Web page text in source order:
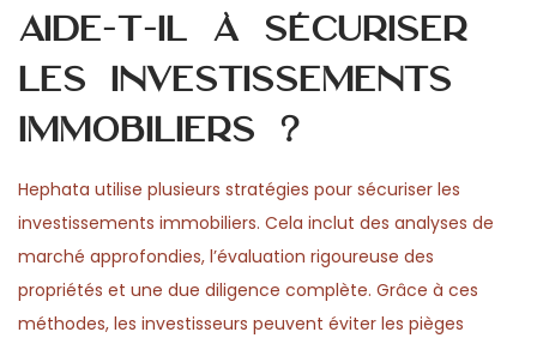
aide-t-il à sécuriser
les investissements
immobiliers ?
Hephata utilise plusieurs stratégies pour sécuriser les
investissements immobiliers. Cela inclut des analyses de
marché approfondies, l’évaluation rigoureuse des
propriétés et une due diligence complète. Grâce à ces
méthodes, les investisseurs peuvent éviter les pièges